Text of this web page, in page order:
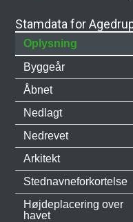
Stamdata for
Oplysning
Byggeår
Åbnet
Nedlagt
Nedrevet
Arkitekt
Stednavneforkortelse
Højdeplacering over
havet